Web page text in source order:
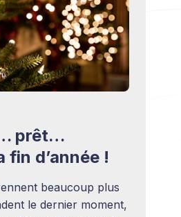
prêt…
fin d’année !
beaucoup plus
le dernier moment,